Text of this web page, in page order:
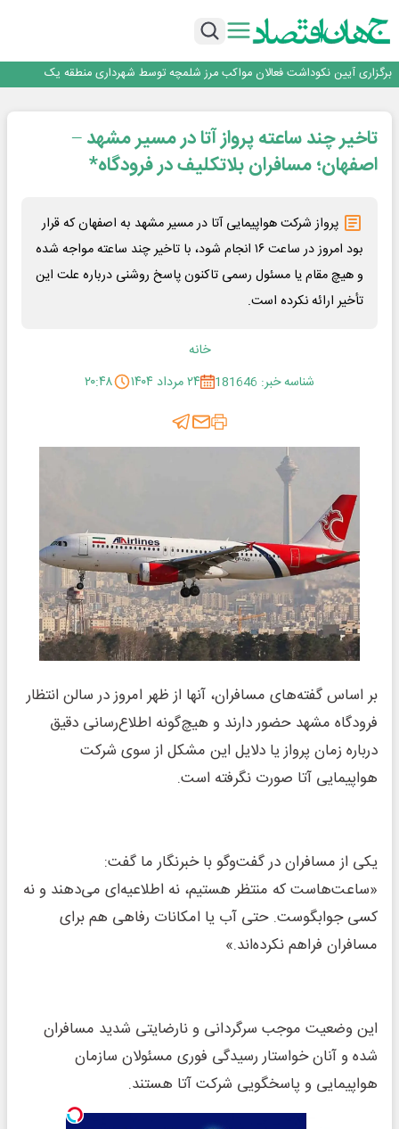
جمنای دستیار اصلی گوشی‌های اندرویدی می‌شود
برگزاری آیین نکوداشت فعالان مواکب مرز شلمچه توسط شهرداری منطقه یک
منطقه‌ای
بانک تجارت، تأمین‌کننده مالی پروژه بازسازی فازهای ۴ و ۵ پارس حنوبی
جمنای دستیار اصلی گوشی‌های اندرویدی می‌شود
برنده این رقابت داستان‌نویسی، انسان نبود!
برگزاری آیین نکوداشت فعالان مواکب مرز شلمچه توسط شهرداری منطقه یک
منطقه‌ای
تاخیر چند ساعته پرواز آتا در مسیر مشهد –
اصفهان؛ مسافران بلاتکلیف در فرودگاه*
پرواز شرکت هواپیمایی آتا در مسیر مشهد به اصفهان که قرار
بود امروز در ساعت ۱۶ انجام شود، با تاخیر چند ساعته مواجه شده
و هیچ مقام یا مسئول رسمی تاکنون پاسخ روشنی درباره علت این
تأخیر ارائه نکرده است.
خانه
شناسه خبر: 181646
۲۴ مرداد ۱۴۰۴ ۲۰:۴۸
بر اساس گفته‌های مسافران، آنها از ظهر امروز در سالن انتظار
فرودگاه مشهد حضور دارند و هیچ‌گونه اطلاع‌رسانی دقیق
درباره زمان پرواز یا دلایل این مشکل از سوی شرکت
هواپیمایی آتا صورت نگرفته است.
یکی از مسافران در گفت‌وگو با خبرنگار ما گفت:
«ساعت‌هاست که منتظر هستیم، نه اطلاعیه‌ای می‌دهند و نه
کسی جوابگوست. حتی آب یا امکانات رفاهی هم برای
مسافران فراهم نکرده‌اند.»
این وضعیت موجب سرگردانی و نارضایتی شدید مسافران
شده و آنان خواستار رسیدگی فوری مسئولان سازمان
هواپیمایی و پاسخگویی شرکت آتا هستند.